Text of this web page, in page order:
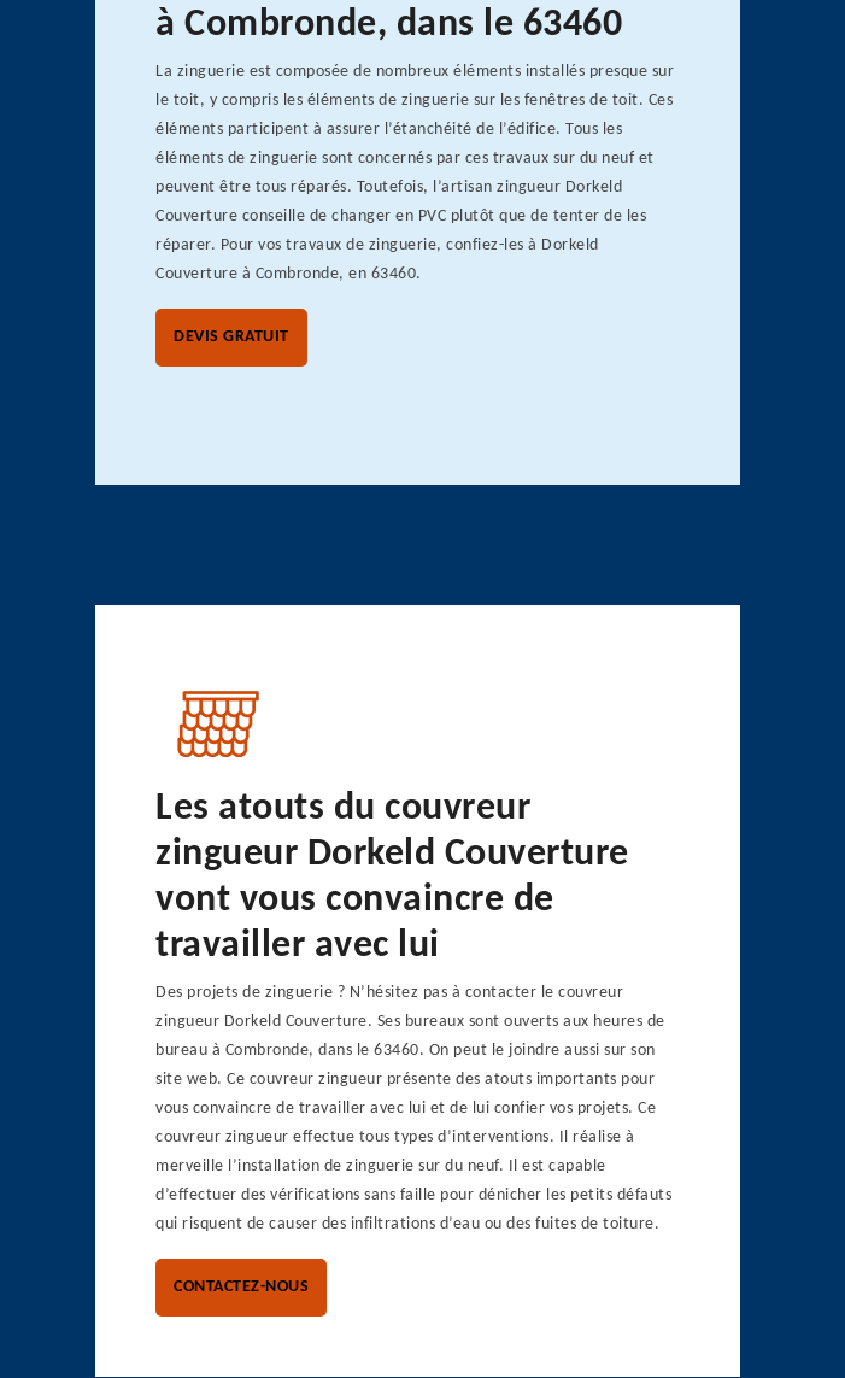
à Combronde, dans le 63460
La zinguerie est composée de nombreux éléments installés presque sur
le toit, y compris les éléments de zinguerie sur les fenêtres de toit. Ces
éléments participent à assurer l’étanchéité de l’édifice. Tous les
éléments de zinguerie sont concernés par ces travaux sur du neuf et
peuvent être tous réparés. Toutefois, l’artisan zingueur Dorkeld
Couverture conseille de changer en PVC plutôt que de tenter de les
réparer. Pour vos travaux de zinguerie, confiez-les à Dorkeld
Couverture à Combronde, en 63460.
DEVIS GRATUIT
Les atouts du couvreur
zingueur Dorkeld Couverture
vont vous convaincre de
travailler avec lui
Des projets de zinguerie ? N’hésitez pas à contacter le couvreur
zingueur Dorkeld Couverture. Ses bureaux sont ouverts aux heures de
bureau à Combronde, dans le 63460. On peut le joindre aussi sur son
site web. Ce couvreur zingueur présente des atouts importants pour
vous convaincre de travailler avec lui et de lui confier vos projets. Ce
couvreur zingueur effectue tous types d’interventions. Il réalise à
merveille l’installation de zinguerie sur du neuf. Il est capable
d’effectuer des vérifications sans faille pour dénicher les petits défauts
qui risquent de causer des infiltrations d’eau ou des fuites de toiture.
CONTACTEZ-NOUS